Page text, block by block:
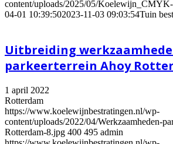
content/uploads/2025/05/
04-01 10:39:502023-11-03 09:03:54Tuin
Uitbreiding
parkeerterrein Ahoy
1 april 2022
Rotterdam
https://www.koelewijnbestratingen.nl/wp-
content/uploads/2022/04/Werkzaamheden-
Rotterdam-8.jpg 400 495 admin